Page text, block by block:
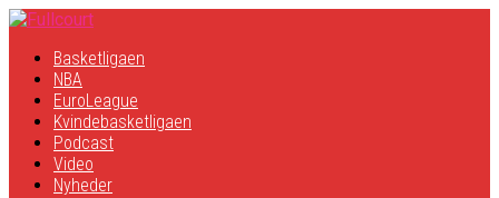
Basketligaen
NBA
EuroLeague
Kvindebasketligaen
Podcast
Video
Nyheder